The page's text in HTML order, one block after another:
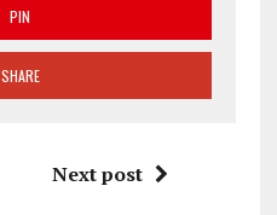
PIN
SHARE
Next post